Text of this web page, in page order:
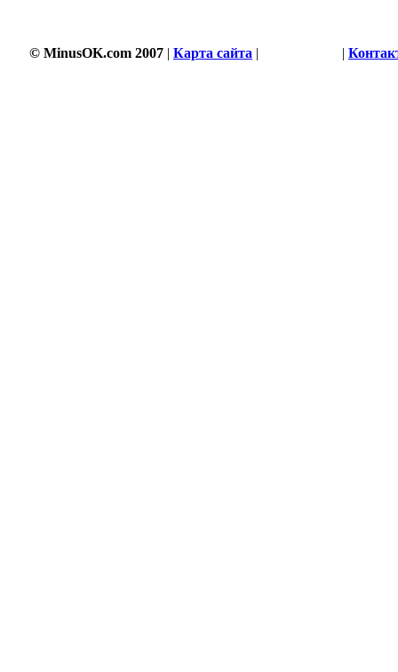
© MinusOK.com 2007 | Карта сайта | |